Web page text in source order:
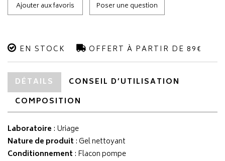
Ajouter aux favoris Poser une question
EN STOCK OFFERT À PARTIR DE 89€
DÉTAILS
CONSEIL D’UTILISATION
COMPOSITION
Laboratoire : Uriage
Nature de produit : Gel nettoyant
Conditionnement : Flacon pompe